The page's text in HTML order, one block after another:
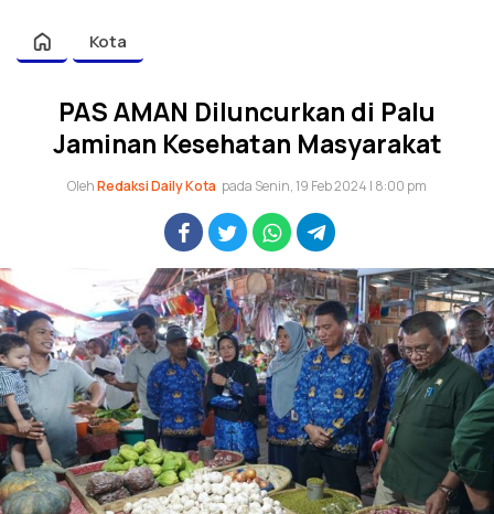
Kota
PAS AMAN Diluncurkan di Palu
Jaminan Kesehatan Masyarakat
OlehRedaksi Daily Kota pada Senin, 19 Feb 2024 | 8:00 pm